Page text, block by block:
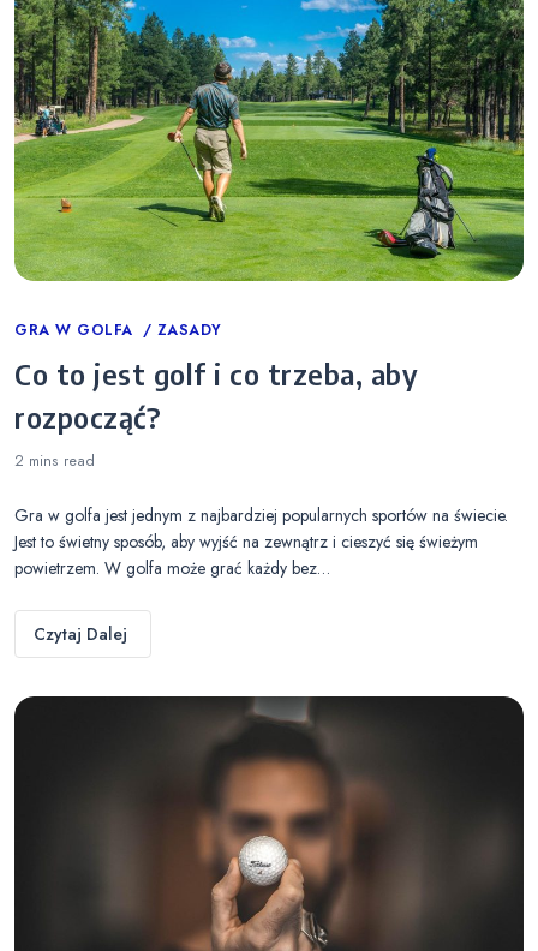
Categories
GRA W GOLFA ZASADY
Co to jest golf i co trzeba, aby
rozpocząć?
2 mins read
Gra w golfa jest jednym z najbardziej popularnych sportów na świecie.
Jest to świetny sposób, aby wyjść na zewnątrz i cieszyć się świeżym
powietrzem. W golfa może grać każdy bez…
Czytaj Dalej